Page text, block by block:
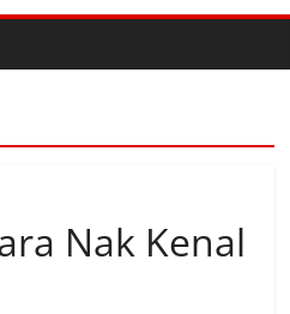
Nak Kenal